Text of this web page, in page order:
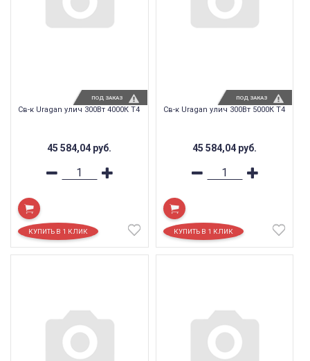
Св-к Uragan улич 300Вт 4000К T4
45 584,04 руб.
ПОД ЗАКАЗ
Св-к Uragan улич 300Вт 5000К T4
45 584,04 руб.
ПОД ЗАКАЗ